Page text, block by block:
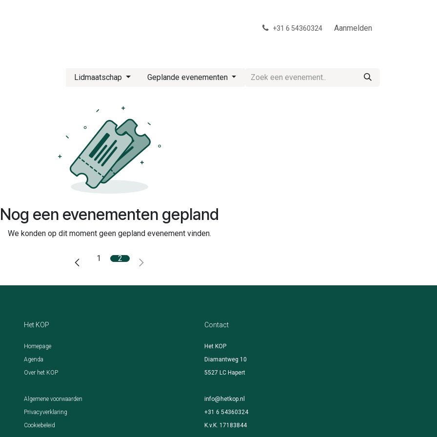
+31 6 54360324 Aanmelden
Lidmaatschap Geplande evenementen
Nog een evenementen gepland
We konden op dit moment geen gepland evenement vinden.
1 2
Het KOP
Homepage​
Agenda
Over het KOP
Algemene voorwaarden
Privacyverklaring
Cookiebeleid
Contact
Het KOP
Diamantweg 10
5527 LC Hapert
info@hetkop.nl
+31 6 54360324
K.v.K. 17183844